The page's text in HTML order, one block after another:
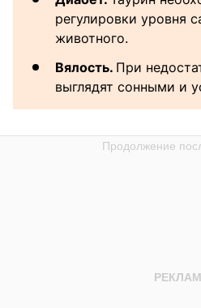
регулировки уровня
животного.
Вялость. При
выглядят сонными и